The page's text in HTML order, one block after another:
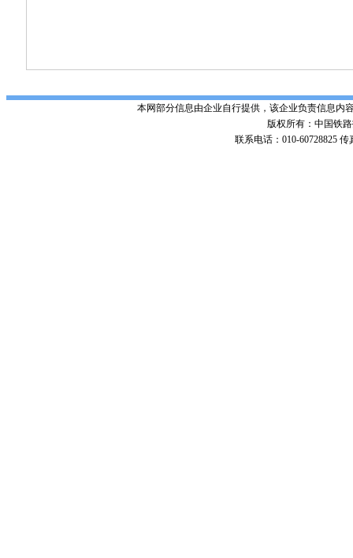
本网部分信息由企业自行提供，该企业负责信息内
版权所有：中国铁路
联系电话：010-60728825 传